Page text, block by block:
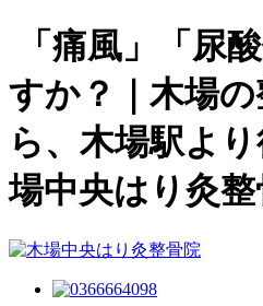
「痛風」「尿
すか？｜木場
ら、木場駅よ
場中央はり灸